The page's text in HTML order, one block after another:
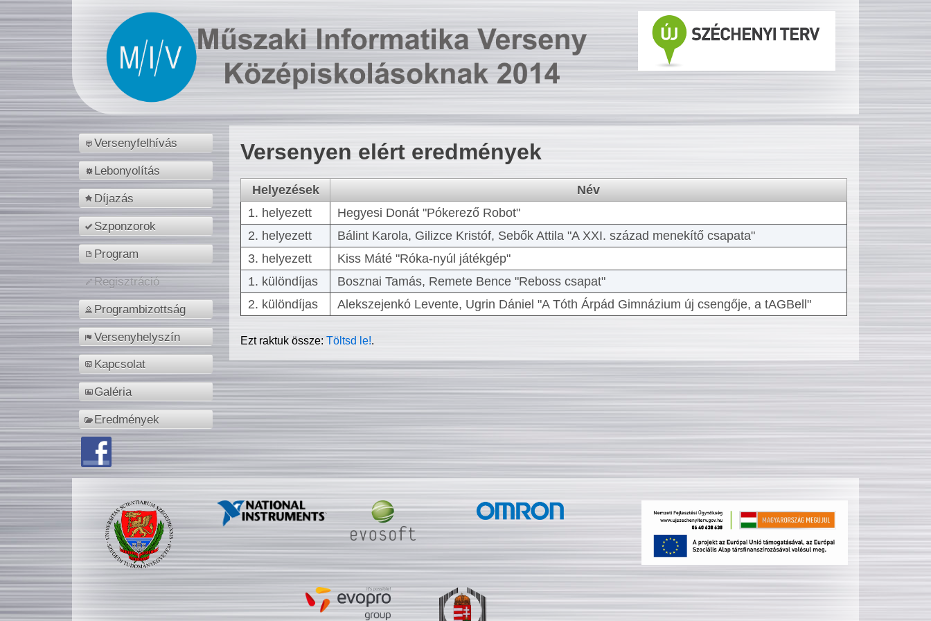
Versenyfelhívás
Lebonyolítás
Díjazás
Szponzorok
Program
Regisztráció
Programbizottság
Versenyhelyszín
Kapcsolat
Galéria
Eredmények
Versenyen elért eredmények
Helyezések
Név
1. helyezett
Hegyesi Donát "Pókerező Robot"
2. helyezett
Bálint Karola, Gilizce Kristóf, Sebők Attila "A XXI. század menekítő csapata"
3. helyezett
Kiss Máté "Róka-nyúl játékgép"
1. különdíjas
Bosznai Tamás, Remete Bence "Reboss csapat"
2. különdíjas
Alekszejenkó Levente, Ugrin Dániel "A Tóth Árpád Gimnázium új csengője, a tAGBell"
Ezt raktuk össze:Töltsd le!.